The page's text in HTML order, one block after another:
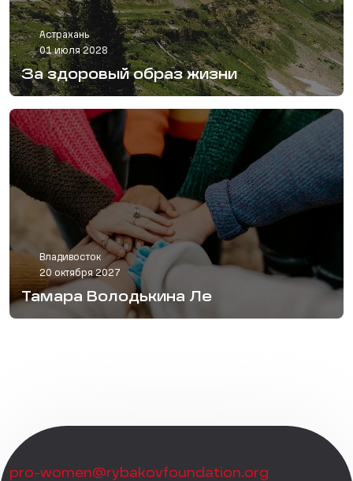
Астрахань
01 июля 2028
За здоровый образ жизни
Владивосток
20 октября 2027
Тамара Володькина Ле
pro-women@rybakovfoundation.org